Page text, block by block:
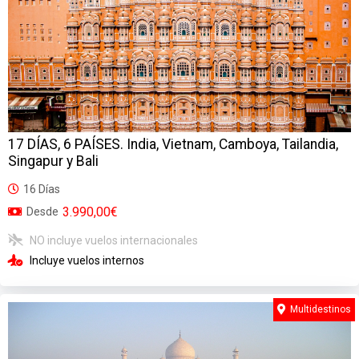
17 DÍAS, 6 PAÍSES. India, Vietnam, Camboya, Tailandia,
Singapur y Bali
16 Días
Desde 3.990,00€
NO incluye vuelos internacionales
Incluye vuelos internos
Multidestinos